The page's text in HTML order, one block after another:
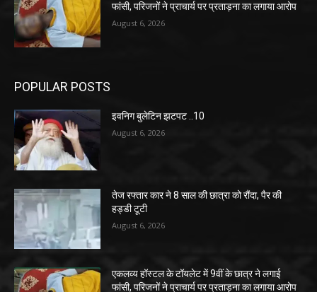
फांसी, परिजनों ने प्राचार्य पर प्रताड़ना का लगाया आरोप
August 6, 2026
POPULAR POSTS
इवनिग बुलेटिन झटपट ..10
August 6, 2026
तेज रफ्तार कार ने 8 साल की छात्रा को रौंदा, पैर की
हड्डी टूटी
August 6, 2026
एकलव्य हॉस्टल के टॉयलेट में 9वीं के छात्र ने लगाई
फांसी, परिजनों ने प्राचार्य पर प्रताड़ना का लगाया आरोप